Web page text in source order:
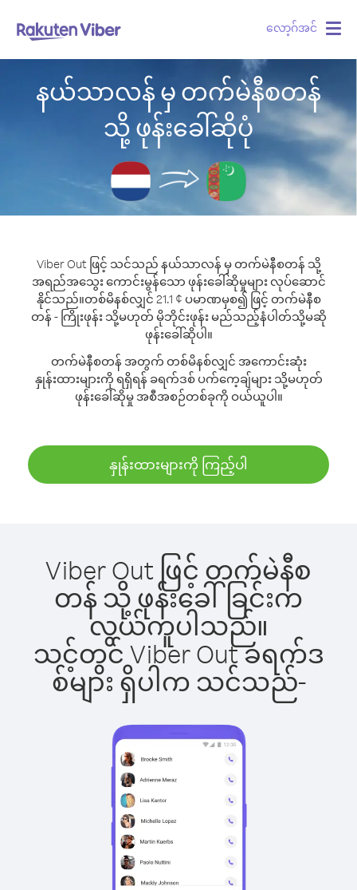
လော့ဂ်အင်
နယ်သာလန် မှ တက်မဲနီစတန်
သို့ ဖုန်းခေါ်ဆိုပုံ
Viber Out ဖြင့် သင်သည် နယ်သာလန် မှ တက်မဲနီစတန် သို့
အရည်အသွေး ကောင်းမွန်သော ဖုန်းခေါ်ဆိုမှုများ လုပ်ဆောင်
နိုင်သည်။တစ်မိနစ်လျှင် 21.1 ¢ ပမာဏမှစ၍ ဖြင့် တက်မဲနီစ
တန် - ကြိုးဖုန်း သို့မဟုတ် မိုဘိုင်းဖုန်း မည်သည့်နံပါတ်သို့မဆို
ဖုန်းခေါ်ဆိုပါ။
တက်မဲနီစတန် အတွက် တစ်မိနစ်လျှင် အကောင်းဆုံး
နှုန်းထားများကို ရရှိရန် ခရက်ဒစ် ပက်ကေ့ချ်များ သို့မဟုတ်
ဖုန်းခေါ်ဆိုမှု အစီအစဉ်တစ်ခုကို ဝယ်ယူပါ။
နှုန်းထားများကို ကြည့်ပါ
Viber Out ဖြင့် တက်မဲနီစ
တန် သို့ ဖုန်းခေါ်ခြင်းက
လွယ်ကူပါသည်။
သင့်တွင် Viber Out ခရက်ဒ
စ်များ ရှိပါက သင်သည်-